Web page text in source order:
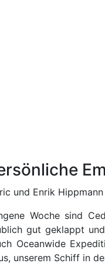
Woche sind
gut geklappt
Oceanwide
unserem Schiff in